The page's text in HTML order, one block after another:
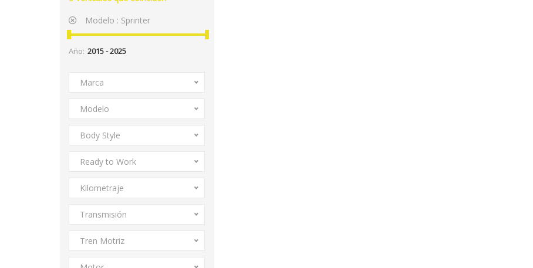
Modelo : Sprinter
Año:
Marca
Modelo
Body Style
Ready to Work
Kilometraje
Transmisión
Tren Motriz